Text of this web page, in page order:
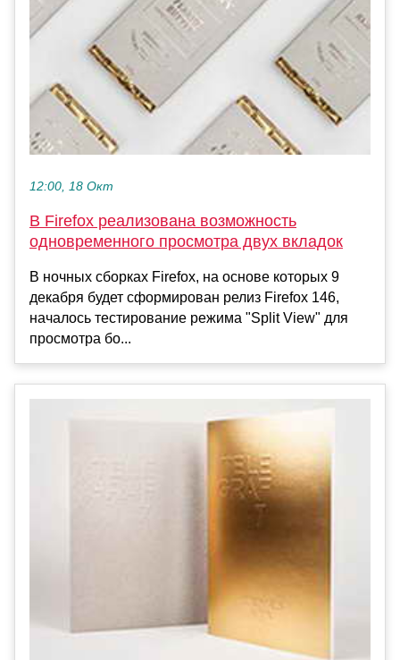
12:00, 18 Окт
В Firefox реализована возможность
одновременного просмотра двух вкладок
В ночных сборках Firefox, на основе которых 9
декабря будет сформирован релиз Firefox 146,
началось тестирование режима "Split View" для
просмотра бо...